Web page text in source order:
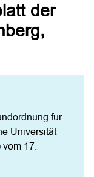
der
für
Universität
17.